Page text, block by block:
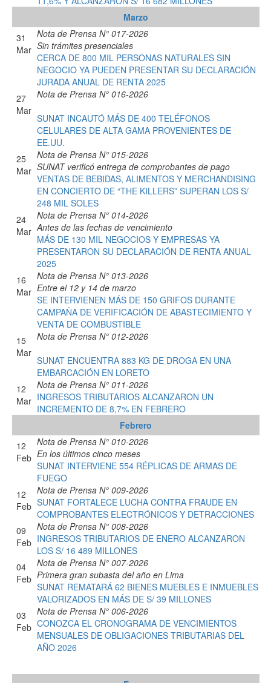
Marzo
31
Mar
Nota de Prensa N° 017-2026
Sin trámites presenciales
CERCA DE 800 MIL PERSONAS NATURALES SIN
NEGOCIO YA PUEDEN PRESENTAR SU DECLARACIÓN
JURADA ANUAL DE RENTA 2025
27
Mar
Nota de Prensa N° 016-2026
SUNAT INCAUTÓ MÁS DE 400 TELÉFONOS
CELULARES DE ALTA GAMA PROVENIENTES DE
EE.UU.
25
Mar
Nota de Prensa N° 015-2026
SUNAT verificó entrega de comprobantes de pago
VENTAS DE BEBIDAS, ALIMENTOS Y MERCHANDISING
EN CONCIERTO DE “THE KILLERS” SUPERAN LOS S/
248 MIL SOLES
24
Mar
Nota de Prensa N° 014-2026
Antes de las fechas de vencimiento
MÁS DE 130 MIL NEGOCIOS Y EMPRESAS YA
PRESENTARON SU DECLARACIÓN DE RENTA ANUAL
2025
16
Mar
Nota de Prensa N° 013-2026
Entre el 12 y 14 de marzo
SE INTERVIENEN MÁS DE 150 GRIFOS DURANTE
CAMPAÑA DE VERIFICACIÓN DE ABASTECIMIENTO Y
VENTA DE COMBUSTIBLE
15
Mar
Nota de Prensa N° 012-2026
SUNAT ENCUENTRA 883 KG DE DROGA EN UNA
EMBARCACIÓN EN LORETO
12
Mar
Nota de Prensa N° 011-2026
INGRESOS TRIBUTARIOS ALCANZARON UN
INCREMENTO DE 8,7% EN FEBRERO
Febrero
12
Feb
Nota de Prensa N° 010-2026
En los últimos cinco meses
SUNAT INTERVIENE 554 RÉPLICAS DE ARMAS DE
FUEGO
12
Feb
Nota de Prensa N° 009-2026
SUNAT FORTALECE LUCHA CONTRA FRAUDE EN
COMPROBANTES ELECTRÓNICOS Y DETRACCIONES
09
Feb
Nota de Prensa N° 008-2026
INGRESOS TRIBUTARIOS DE ENERO ALCANZARON
LOS S/ 16 489 MILLONES
04
Feb
Nota de Prensa N° 007-2026
Primera gran subasta del año en Lima
SUNAT REMATARÁ 62 BIENES MUEBLES E INMUEBLES
VALORIZADOS EN MÁS DE S/ 39 MILLONES
03
Feb
Nota de Prensa N° 006-2026
CONOZCA EL CRONOGRAMA DE VENCIMIENTOS
MENSUALES DE OBLIGACIONES TRIBUTARIAS DEL
AÑO 2026